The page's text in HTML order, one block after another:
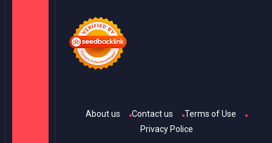
About us Contact us
Terms of Use
Privacy Police